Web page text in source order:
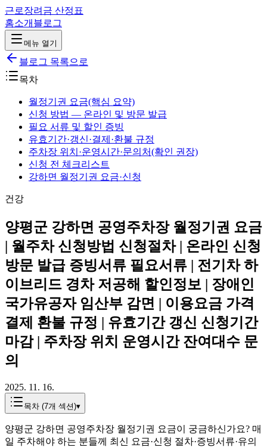
근로장려금 산정표
홈소개 블로그
메뉴 열기
블로그 목록으로
목차
월정기권 요금(핵심 요약)
신청 방법 — 온라인 및 방문 발급
필요 서류 및 할인 증빙
유효기간·갱신·결제·환불 규정
주차장 위치·운영시간·문의처(확인 권장)
신청 전 체크리스트
강하면 월정기권 요금·신청
건강
양평군 강하면 공영주차장 월정기권 요금
| 월주차 신청방법 신청절차 | 온라인 신청
방문 발급 증빙서류 필요서류 | 전기차 하
이브리드 경차 저공해 할인정보 | 장애인
국가유공자 임산부 감면 | 이용요금 가격
결제 환불 규정 | 유효기간 갱신 신청기간
마감 | 주차장 위치 운영시간 잔여대수 문
의
2025. 11. 16.
목차 (7개 섹션)▾
양평군 강하면 공영주차장 월정기권 요금이 궁금하신가요? 매
일 주차해야 하는 분들께 최신 요금·신청 절차·증빙서류·유의